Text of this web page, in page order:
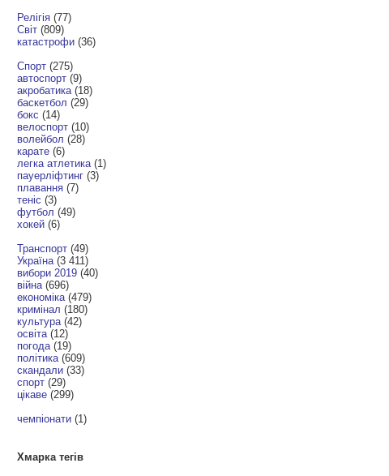
Релігія (77)
Світ (809)
катастрофи (36)
Спорт (275)
автоспорт (9)
акробатика (18)
баскетбол (29)
бокс (14)
велоспорт (10)
волейбол (28)
карате (6)
легка атлетика (1)
пауерліфтинг (3)
плавання (7)
теніс (3)
футбол (49)
хокей (6)
Транспорт (49)
Україна (3 411)
вибори 2019 (40)
війна (696)
економіка (479)
кримінал (180)
культура (42)
освіта (12)
погода (19)
політика (609)
скандали (33)
спорт (29)
цікаве (299)
чемпіонати (1)
Хмарка тегів